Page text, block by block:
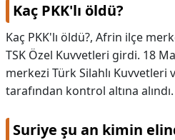
Kaç PKK'lı öldü?
Kaç PKK'lı öldü?, Afrin ilçe
TSK Özel Kuvvetleri girdi. 18
merkezi Türk Silahlı Kuvvetleri
tarafından kontrol altına alındı.
Suriye şu an kimin